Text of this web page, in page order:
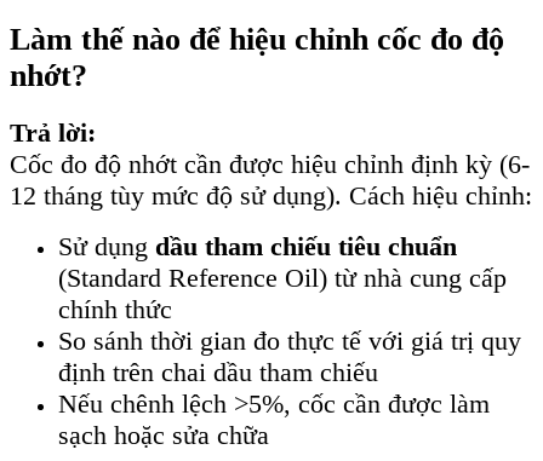
Làm thế nào để hiệu chỉnh cốc đo độ
nhớt?
Trả lời:
Cốc đo độ nhớt cần được hiệu chỉnh định kỳ (6-
12 tháng tùy mức độ sử dụng). Cách hiệu chỉnh:
Sử dụng dầu tham chiếu tiêu chuẩn
(Standard Reference Oil) từ nhà cung cấp
chính thức
So sánh thời gian đo thực tế với giá trị quy
định trên chai dầu tham chiếu
Nếu chênh lệch >5%, cốc cần được làm
sạch hoặc sửa chữa